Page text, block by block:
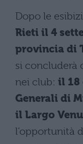
Dopo le
Rieti il 4
provincia di
si concluderà
nei club: il 18
Generali di
il Largo
l’opportunità